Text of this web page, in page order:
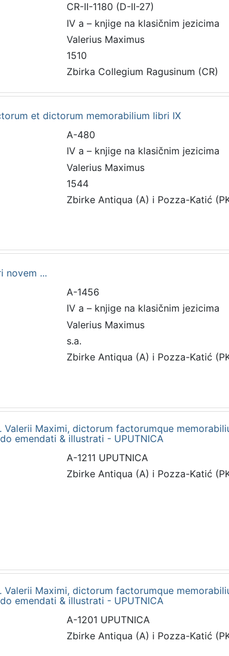
CR-II-1180 (D-II-27)
IV a – knjige na klasičnim jezicima
Valerius Maximus
1510
Zbirka Collegium Ragusinum (CR)
et dictorum memorabilium libri IX
A-480
IV a – knjige na klasičnim jezicima
Valerius Maximus
1544
Zbirke Antiqua (A) i Pozza-Katić
novem ...
A-1456
IV a – knjige na klasičnim jezicima
Valerius Maximus
s.a.
Zbirke Antiqua (A) i Pozza-Katić
Valerii Maximi, dictorum factorumque
emendati & illustrati - UPUTNICA
A-1211 UPUTNICA
Zbirke Antiqua (A) i Pozza-Katić
Valerii Maximi, dictorum factorumque
emendati & illustrati - UPUTNICA
A-1201 UPUTNICA
Zbirke Antiqua (A) i Pozza-Katić